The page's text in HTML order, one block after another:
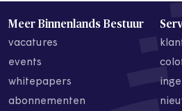
Meer Binnenlands Bestuur
vacatures
events
whitepapers
abonnementen